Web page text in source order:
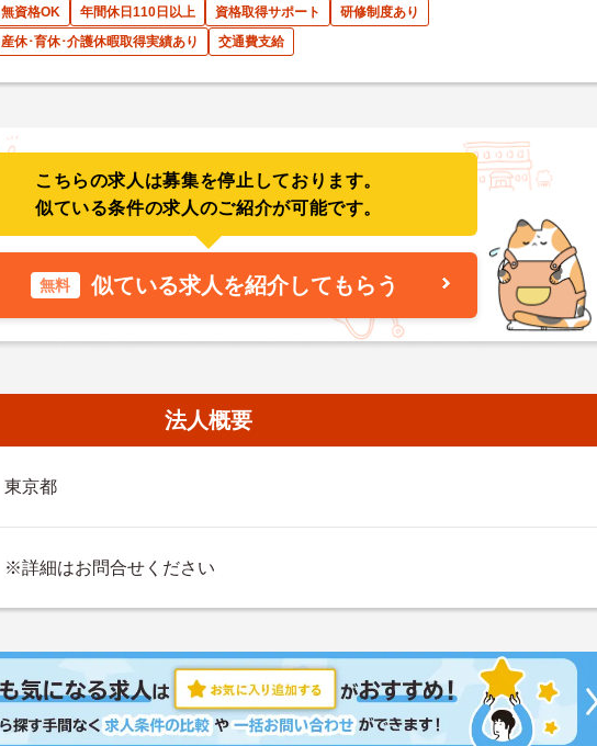
無資格OK 年間休日110日以上 資格取得サポート
研修制度あり
産休･育休･介護休暇取得実績あり
交通費支給
こちらの求人は募集を停止しております。
似ている条件の求人のご紹介が可能です。
無料 似ている求人を紹介してもらう
法人概要
東京都
※詳細はお問合せください